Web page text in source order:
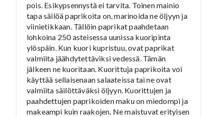
pois. Esikypsennystä ei tarvita. Toinen mainio
tapa säilöä paprikoita on, marinoida ne öljyyn ja
viinietikkaan. Tällöin paprikat paahdetaan
lohkoina 250 asteisessa uunissa kuoripinta
ylöspäin. Kun kuori kupristuu, ovat paprikat
valmiita jäähdytettäviksi vedessä. Tämän
jälkeen ne kuoritaan. Kuorittuja paprikoita voi
käyttää sellaisenaan salaateissa tai ne ovat
valmiita säilöttäväksi öljyyn. Kuorittujen ja
paahdettujen paprikoiden maku on miedompi ja
makeampi kuin raakojen. Ne maistuvat erityisen